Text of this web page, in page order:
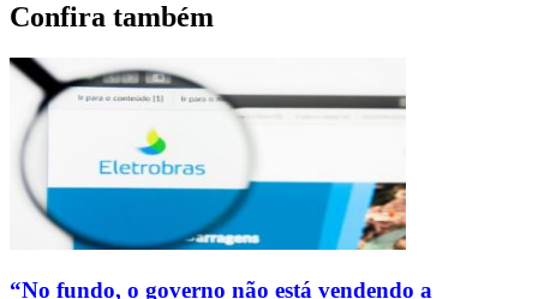
Confira também
“No fundo, o governo não está vendendo a